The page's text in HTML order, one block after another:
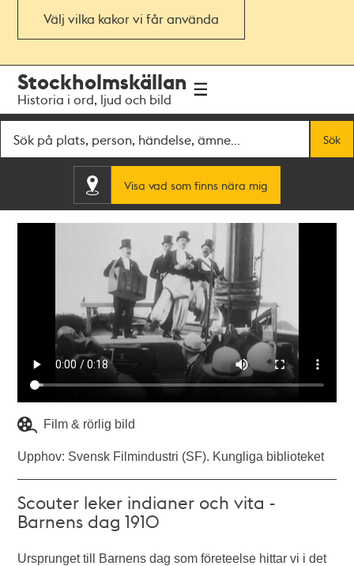
Välj vilka kakor vi får använda
navigationen
huvudinnehållet
Stockholmskällan
Historia i ord, ljud och bild
Sök
Visa vad som finns nära mig
Film & rörlig bild
Upphov: Svensk Filmindustri (SF). Kungliga biblioteket
Scouter leker indianer och vita -
Barnens dag 1910
Ursprunget till Barnens dag som företeelse hittar vi i det